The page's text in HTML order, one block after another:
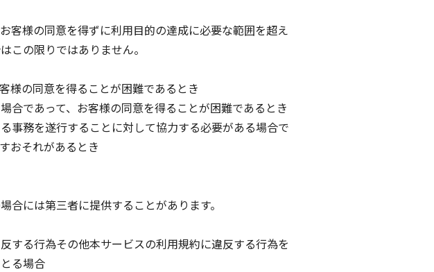
客様の同意を得ずに利用目的の達成に必要な範囲を超え
この限りではありません。
様の同意を得ることが困難であるとき
合であって、お客様の同意を得ることが困難であるとき
事務を遂行することに対して協力する必要がある場合で
おそれがあるとき
には第三者に提供することがあります。
する行為その他本サービスの利用規約に違反する行為を
る場合